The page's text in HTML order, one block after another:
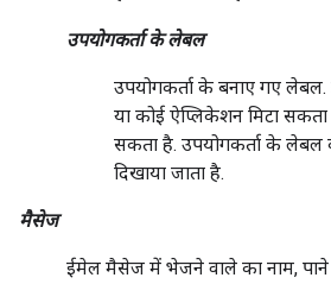
उपयोगकर्ता के लेबल
उपयोगकर्ता के बनाए गए
या कोई ऐप्लिकेशन मिटा
सकता है. उपयोगकर्ता के लेबल
दिखाया जाता है.
मैसेज
ईमेल मैसेज में भेजने वाले का नाम, पाने